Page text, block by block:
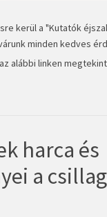
kerül a "Kutatók
minden kedves
alábbi linken
harca és
a